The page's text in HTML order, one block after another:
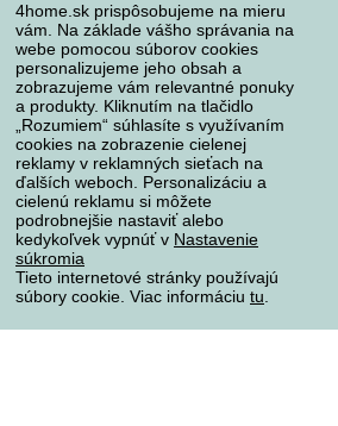
4home.sk prispôsobujeme na mieru
vám. Na základe vášho správania na
webe pomocou súborov cookies
personalizujeme jeho obsah a
zobrazujeme vám relevantné ponuky
a produkty. Kliknutím na tlačidlo
„Rozumiem“ súhlasíte s využívaním
cookies na zobrazenie cielenej
reklamy v reklamných sieťach na
ďalších weboch. Personalizáciu a
cielenú reklamu si môžete
podrobnejšie nastaviť alebo
kedykoľvek vypnúť v Nastavenie
súkromia
Tieto internetové stránky používajú
súbory cookie. Viac informáciu tu
Spôsoby platby
Spoľahlivý obchod